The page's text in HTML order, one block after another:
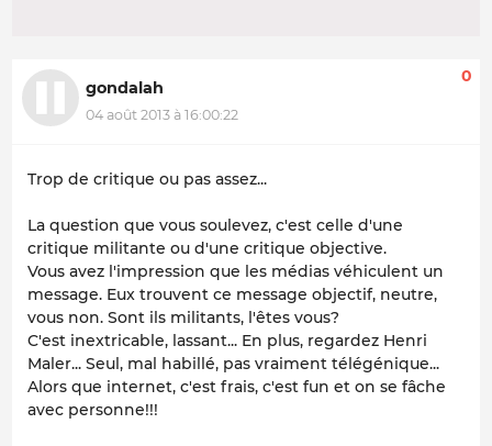
gondalah
04 août 2013 à 16:00:22
0
Trop de critique ou pas assez...
La question que vous soulevez, c'est celle d'une
critique militante ou d'une critique objective.
Vous avez l'impression que les médias véhiculent un
message. Eux trouvent ce message objectif, neutre,
vous non. Sont ils militants, l'êtes vous?
C'est inextricable, lassant... En plus, regardez Henri
Maler... Seul, mal habillé, pas vraiment télégénique...
Alors que internet, c'est frais, c'est fun et on se fâche
avec personne!!!